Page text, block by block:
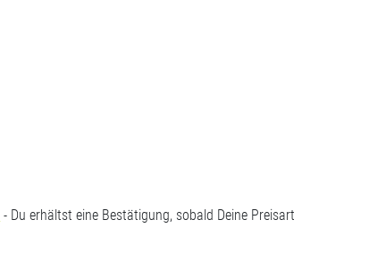
- Du erhältst eine Bestätigung, sobald Deine Preisart